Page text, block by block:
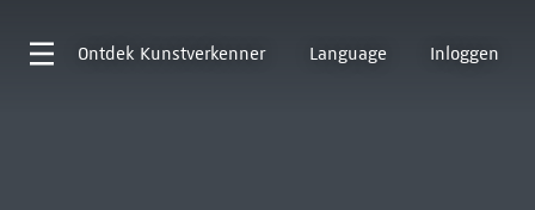
Ontdek Kunstverkenner Language Inloggen